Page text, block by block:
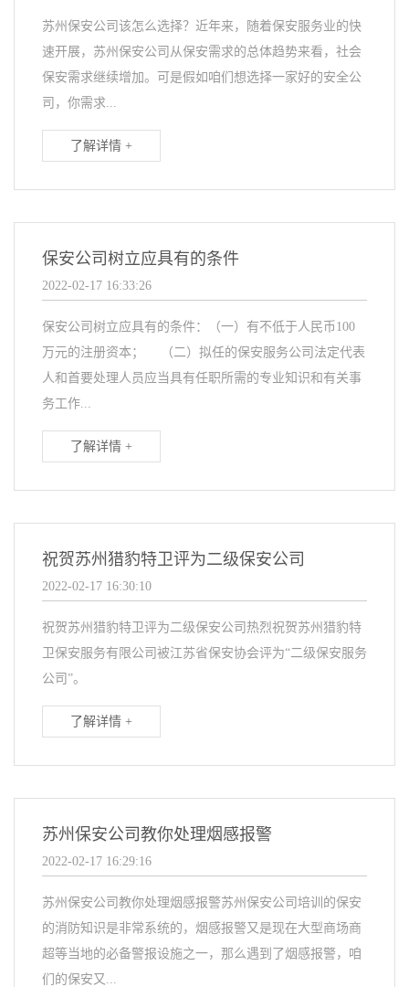
苏州保安公司该怎么选择？近年来，随着保安服务业的快
速开展，苏州保安公司从保安需求的总体趋势来看，社会
保安需求继续增加。可是假如咱们想选择一家好的安全公
司，你需求...
了解详情 +
保安公司树立应具有的条件
2022-02-17 16:33:26
保安公司树立应具有的条件：（一）有不低于人民币100
万元的注册资本； （二）拟任的保安服务公司法定代表
人和首要处理人员应当具有任职所需的专业知识和有关事
务工作...
了解详情 +
祝贺苏州猎豹特卫评为二级保安公司
2022-02-17 16:30:10
祝贺苏州猎豹特卫评为二级保安公司热烈祝贺苏州猎豹特
卫保安服务有限公司被江苏省保安协会评为“二级保安服务
公司”。
了解详情 +
苏州保安公司教你处理烟感报警
2022-02-17 16:29:16
苏州保安公司教你处理烟感报警苏州保安公司培训的保安
的消防知识是非常系统的，烟感报警又是现在大型商场商
超等当地的必备警报设施之一，那么遇到了烟感报警，咱
们的保安又...